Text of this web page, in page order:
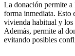
La donación permite
forma inmediata. Esto
vivienda habitual y los
Además, permite al
evitando posibles